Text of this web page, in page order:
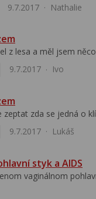
9.7.2017 Nathalie
z lesa a měl jsem
9.7.2017 Ivo
zeptat zda se jedná o
9.7.2017 Lukáš
styk a AIDS
vaginálnom